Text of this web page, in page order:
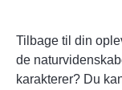
Tilbage til din
de
karakterer? Du